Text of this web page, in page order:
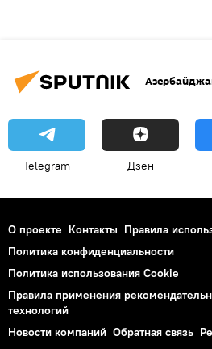
Telegram Дзен
О проекте Контакты Правила
Политика конфиденциальности
Политика использования Cookie
Правила применения
технологий
Новости компаний Обратная связь